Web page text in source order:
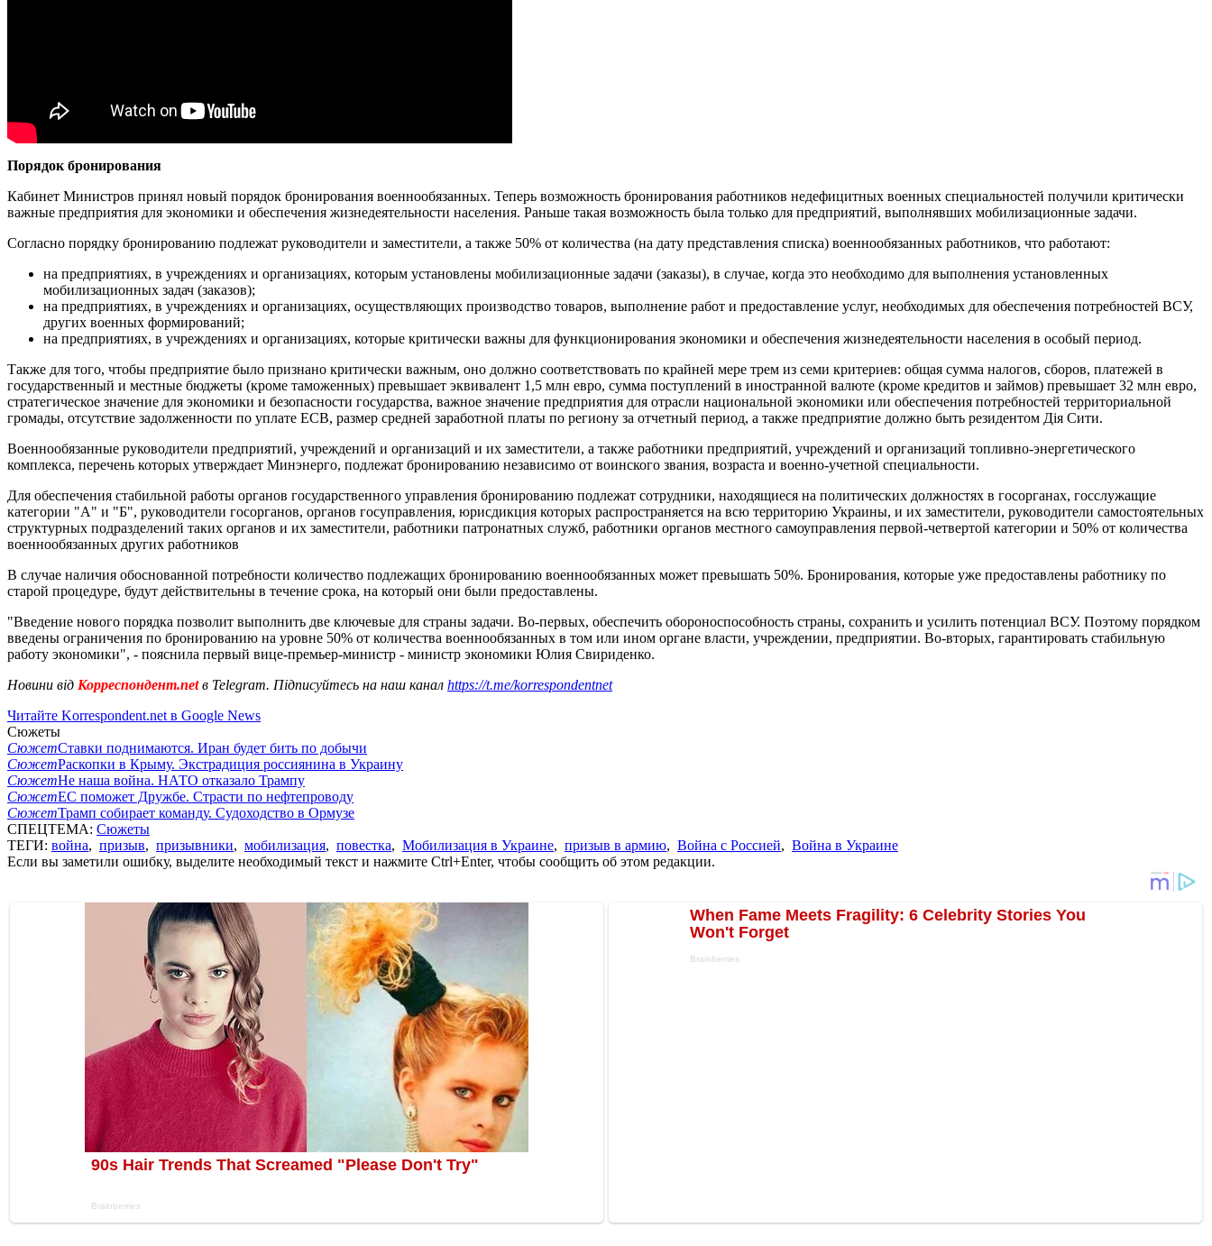
Порядок бронирования
Кабинет Министров принял новый порядок бронирования военнообязанных. Теперь возможность бронирования работников недефицитных военных специальностей получили критически
важные предприятия для экономики и обеспечения жизнедеятельности населения. Раньше такая возможность была только для предприятий, выполнявших мобилизационные задачи.
Согласно порядку бронированию подлежат руководители и заместители, а также 50% от количества (на дату представления списка) военнообязанных работников, что работают:
на предприятиях, в учреждениях и организациях, которым установлены мобилизационные задачи (заказы), в случае, когда это необходимо для выполнения установленных
мобилизационных задач (заказов);
на предприятиях, в учреждениях и организациях, осуществляющих производство товаров, выполнение работ и предоставление услуг, необходимых для обеспечения потребностей ВСУ,
других военных формирований;
на предприятиях, в учреждениях и организациях, которые критически важны для функционирования экономики и обеспечения жизнедеятельности населения в особый период.
Также для того, чтобы предприятие было признано критически важным, оно должно соответствовать по крайней мере трем из семи критериев: общая сумма налогов, сборов, платежей в
государственный и местные бюджеты (кроме таможенных) превышает эквивалент 1,5 млн евро, сумма поступлений в иностранной валюте (кроме кредитов и займов) превышает 32 млн евро,
стратегическое значение для экономики и безопасности государства, важное значение предприятия для отрасли национальной экономики или обеспечения потребностей территориальной
громады, отсутствие задолженности по уплате ЕСВ, размер средней заработной платы по региону за отчетный период, а также предприятие должно быть резидентом Дія Сити.
Военнообязанные руководители предприятий, учреждений и организаций и их заместители, а также работники предприятий, учреждений и организаций топливно-энергетического
комплекса, перечень которых утверждает Минэнерго, подлежат бронированию независимо от воинского звания, возраста и военно-учетной специальности.
Для обеспечения стабильной работы органов государственного управления бронированию подлежат сотрудники, находящиеся на политических должностях в госорганах, госслужащие
категории "А" и "Б", руководители госорганов, органов госуправления, юрисдикция которых распространяется на всю территорию Украины, и их заместители, руководители самостоятельных
структурных подразделений таких органов и их заместители, работники патронатных служб, работники органов местного самоуправления первой-четвертой категории и 50% от количества
военнообязанных других работников
В случае наличия обоснованной потребности количество подлежащих бронированию военнообязанных может превышать 50%. Бронирования, которые уже предоставлены работнику по
старой процедуре, будут действительны в течение срока, на который они были предоставлены.
"Введение нового порядка позволит выполнить две ключевые для страны задачи. Во-первых, обеспечить обороноспособность страны, сохранить и усилить потенциал ВСУ. Поэтому порядком
введены ограничения по бронированию на уровне 50% от количества военнообязанных в том или ином органе власти, учреждении, предприятии. Во-вторых, гарантировать стабильную
работу экономики", - пояснила первый вице-премьер-министр - министр экономики Юлия Свириденко.
Новини від Корреспондент.netв Telegram. Підписуйтесь на наш канал https://t.me/korrespondentnet
Читайте Korrespondent.net в Google News
Сюжеты
СюжетСтавки поднимаются. Иран будет бить по добычи
СюжетРаскопки в Крыму. Экстрадиция россиянина в Украину
СюжетНе наша война. НАТО отказало Трампу
СюжетЕС поможет Дружбе. Страсти по нефтепроводу
СюжетТрамп собирает команду. Судоходство в Ормузе
СПЕЦТЕМА: Сюжеты
ТЕГИ: война, призыв, призывники, мобилизация, повестка, Мобилизация в Украине, призыв в армию, Война с Россией, Война в Украине
Если вы заметили ошибку, выделите необходимый текст и нажмите Ctrl+Enter, чтобы сообщить об этом редакции.